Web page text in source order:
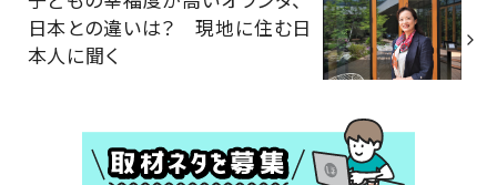
日本との違いは？ 現地に住む日
本人に聞く